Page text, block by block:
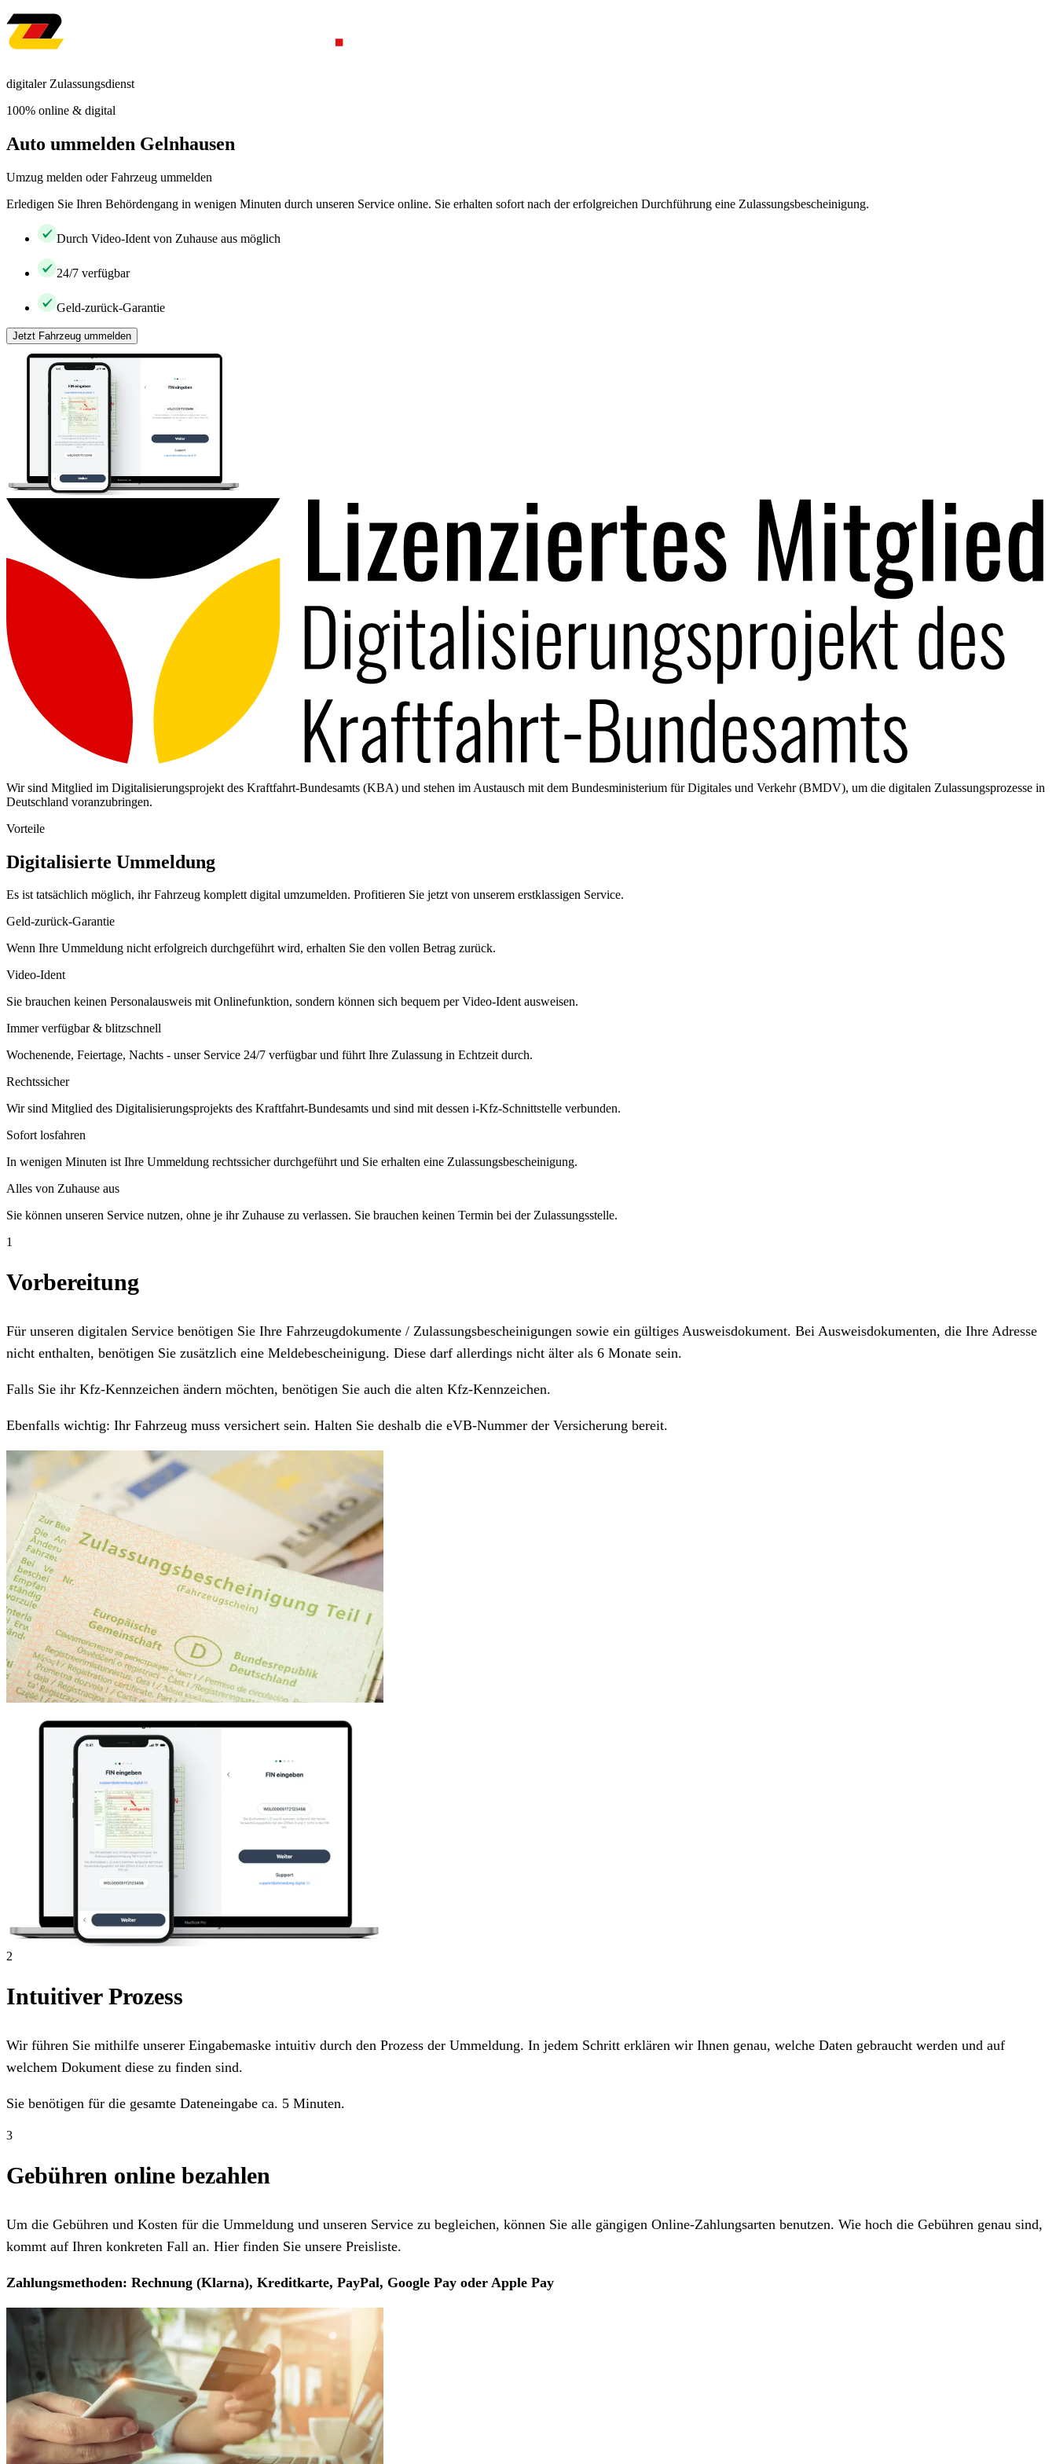
digitaler Zulassungsdienst
100% online & digital
Auto ummelden Gelnhausen
Umzug melden oder Fahrzeug ummelden
Erledigen Sie Ihren Behördengang in wenigen Minuten durch unseren Service online. Sie erhalten sofort nach der erfolgreichen Durchführung eine Zulassungsbescheinigung.
Durch Video-Ident von Zuhause aus möglich
24/7 verfügbar
Geld-zurück-Garantie
Jetzt Fahrzeug ummelden
Wir sind Mitglied im Digitalisierungsprojekt des Kraftfahrt-Bundesamts (KBA) und stehen im Austausch mit dem Bundesministerium für Digitales und Verkehr (BMDV), um die digitalen Zulassungsprozesse in
Deutschland voranzubringen.
Vorteile
Digitalisierte Ummeldung
Es ist tatsächlich möglich, ihr Fahrzeug komplett digital umzumelden. Profitieren Sie jetzt von unserem erstklassigen Service.
Geld-zurück-Garantie
Wenn Ihre Ummeldung nicht erfolgreich durchgeführt wird, erhalten Sie den vollen Betrag zurück.
Video-Ident
Sie brauchen keinen Personalausweis mit Onlinefunktion, sondern können sich bequem per Video-Ident ausweisen.
Immer verfügbar & blitzschnell
Wochenende, Feiertage, Nachts - unser Service 24/7 verfügbar und führt Ihre Zulassung in Echtzeit durch.
Rechtssicher
Wir sind Mitglied des Digitalisierungsprojekts des Kraftfahrt-Bundesamts und sind mit dessen i-Kfz-Schnittstelle verbunden.
Sofort losfahren
In wenigen Minuten ist Ihre Ummeldung rechtssicher durchgeführt und Sie erhalten eine Zulassungsbescheinigung.
Alles von Zuhause aus
Sie können unseren Service nutzen, ohne je ihr Zuhause zu verlassen. Sie brauchen keinen Termin bei der Zulassungsstelle.
1
Vorbereitung
Für unseren digitalen Service benötigen Sie Ihre Fahrzeugdokumente / Zulassungsbescheinigungen sowie ein gültiges Ausweisdokument. Bei Ausweisdokumenten, die Ihre Adresse
nicht enthalten, benötigen Sie zusätzlich eine Meldebescheinigung. Diese darf allerdings nicht älter als 6 Monate sein.
Falls Sie ihr Kfz-Kennzeichen ändern möchten, benötigen Sie auch die alten Kfz-Kennzeichen.
Ebenfalls wichtig: Ihr Fahrzeug muss versichert sein. Halten Sie deshalb die eVB-Nummer der Versicherung bereit.
2
Intuitiver Prozess
Wir führen Sie mithilfe unserer Eingabemaske intuitiv durch den Prozess der Ummeldung. In jedem Schritt erklären wir Ihnen genau, welche Daten gebraucht werden und auf
welchem Dokument diese zu finden sind.
Sie benötigen für die gesamte Dateneingabe ca. 5 Minuten.
3
Gebühren online bezahlen
Um die Gebühren und Kosten für die Ummeldung und unseren Service zu begleichen, können Sie alle gängigen Online-Zahlungsarten benutzen. Wie hoch die Gebühren genau sind,
kommt auf Ihren konkreten Fall an. Hier finden Sie unsere Preisliste.
Zahlungsmethoden: Rechnung (Klarna), Kreditkarte, PayPal, Google Pay oder Apple Pay